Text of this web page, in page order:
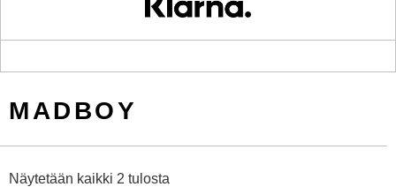
MADBOY
Näytetään kaikki 2 tulosta